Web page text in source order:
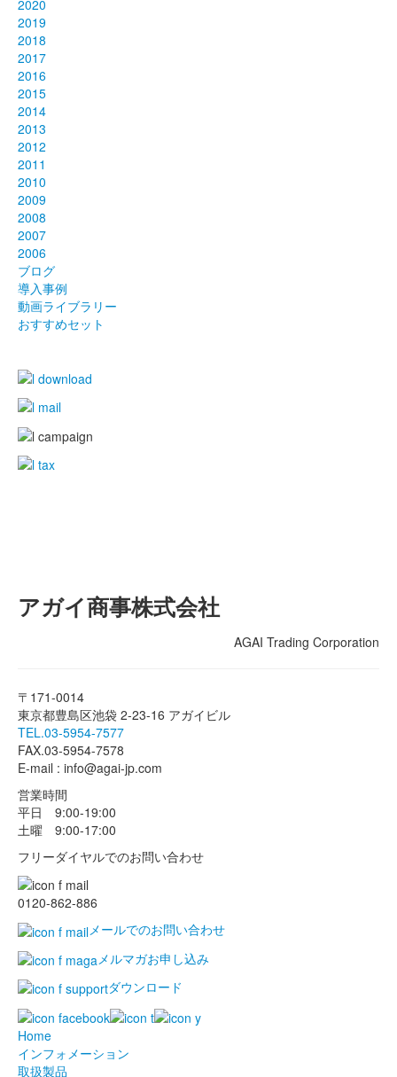
2020
2019
2018
2017
2016
2015
2014
2013
2012
2011
2010
2009
2008
2007
2006
ブログ
導入事例
動画ライブラリー
おすすめセット
アガイ商事株式会社
AGAI Trading Corporation
〒171-0014
東京都豊島区池袋 2-23-16 アガイビル
TEL.03-5954-7577
FAX.03-5954-7578
E-mail : info@agai-jp.com
営業時間
平日 9:00-19:00
土曜 9:00-17:00
フリーダイヤルでのお問い合わせ
0120-862-886
メールでのお問い合わせ
メルマガお申し込み
ダウンロード
Home
インフォメーション
取扱製品